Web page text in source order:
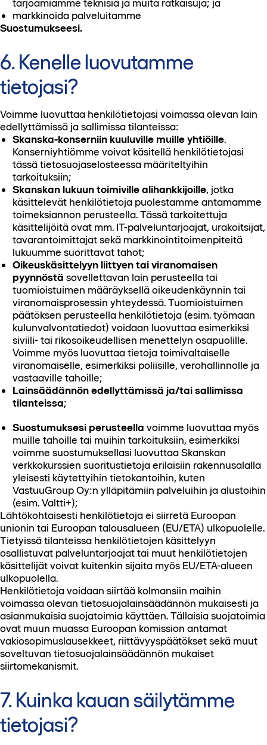
tarjoamiamme teknisiä ja muita ratkaisuja; ja
markkinoida palveluitamme
Suostumukseesi.
6. Kenelle luovutamme
tietojasi?
Voimme luovuttaa henkilötietojasi voimassa olevan lain
edellyttämissä ja sallimissa tilanteissa:
Skanska-konserniin kuuluville muille yhtiöille.
Konserniyhtiömme voivat käsitellä henkilötietojasi
tässä tietosuojaselosteessa määriteltyihin
tarkoituksiin;
Skanskan lukuun toimiville alihankkijoille, jotka
käsittelevät henkilötietoja puolestamme antamamme
toimeksiannon perusteella. Tässä tarkoitettuja
käsittelijöitä ovat mm. IT-palveluntarjoajat, urakoitsijat,
tavarantoimittajat sekä markkinointitoimenpiteitä
lukuumme suorittavat tahot;
Oikeuskäsittelyyn liittyen tai viranomaisen
pyynnöstä sovellettavan lain perusteella tai
tuomioistuimen määräyksellä oikeudenkäynnin tai
viranomaisprosessin yhteydessä. Tuomioistuimen
päätöksen perusteella henkilötietoja (esim. työmaan
kulunvalvontatiedot) voidaan luovuttaa esimerkiksi
siviili- tai rikosoikeudellisen menettelyn osapuolille.
Voimme myös luovuttaa tietoja toimivaltaiselle
viranomaiselle, esimerkiksi poliisille, verohallinnolle ja
vastaaville tahoille;
Lainsäädännön edellyttämissä ja/tai sallimissa
tilanteissa;
Suostumuksesi perusteella voimme luovuttaa myös
muille tahoille tai muihin tarkoituksiin, esimerkiksi
voimme suostumuksellasi luovuttaa Skanskan
verkkokurssien suoritustietoja erilaisiin rakennusalalla
yleisesti käytettyihin tietokantoihin, kuten
VastuuGroup Oy:n ylläpitämiin palveluihin ja alustoihin
(esim. Valtti+);
Lähtökohtaisesti henkilötietoja ei siirretä Euroopan
unionin tai Euroopan talousalueen (EU/ETA) ulkopuolelle.
Tietyissä tilanteissa henkilötietojen käsittelyyn
osallistuvat palveluntarjoajat tai muut henkilötietojen
käsittelijät voivat kuitenkin sijaita myös EU/ETA-alueen
ulkopuolella.
Henkilötietoja voidaan siirtää kolmansiin maihin
voimassa olevan tietosuojalainsäädännön mukaisesti ja
asianmukaisia suojatoimia käyttäen. Tällaisia suojatoimia
ovat muun muassa Euroopan komission antamat
vakiosopimuslausekkeet, riittävyyspäätökset sekä muut
soveltuvan tietosuojalainsäädännön mukaiset
siirtomekanismit.
7. Kuinka kauan säilytämme
tietojasi?